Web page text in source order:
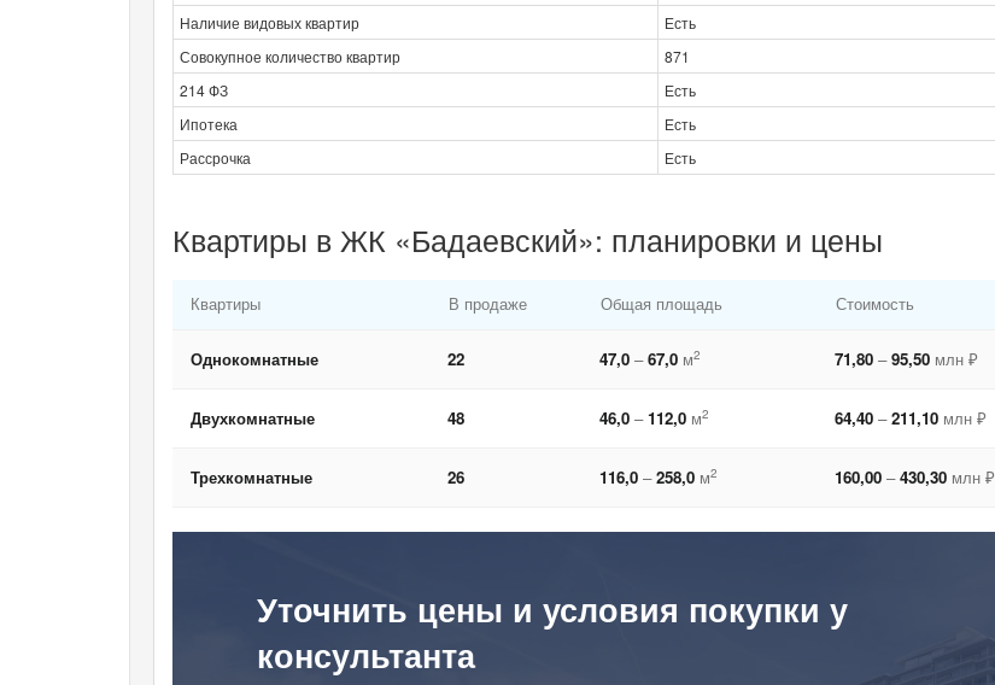
Наличие видовых квартир
Есть
Совокупное количество квартир
871
214 ФЗ
Есть
Ипотека
Есть
Рассрочка
Есть
Квартиры в ЖК «Бадаевский»: планировки и цены
Квартиры В продаже Общая площадь Стоимость
Однокомнатные 22 47,0 –67,0 м2 71,80 –95,50 млн ₽
Двухкомнатные 48 46,0 –112,0 м2 64,40 –211,10 млн ₽
Трехкомнатные 26 116,0 –258,0 м2 160,00 –430,30 млн ₽
Уточнить цены и условия покупки у
консультанта